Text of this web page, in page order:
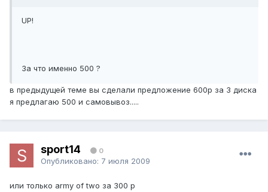
UP!
За что именно 500 ?
в предыдущей теме вы сделали предложение 600р за 3 диска
я предлагаю 500 и самовывоз.....
sport14 0
Опубликовано: 7 июля 2009
или только army of two за 300 р